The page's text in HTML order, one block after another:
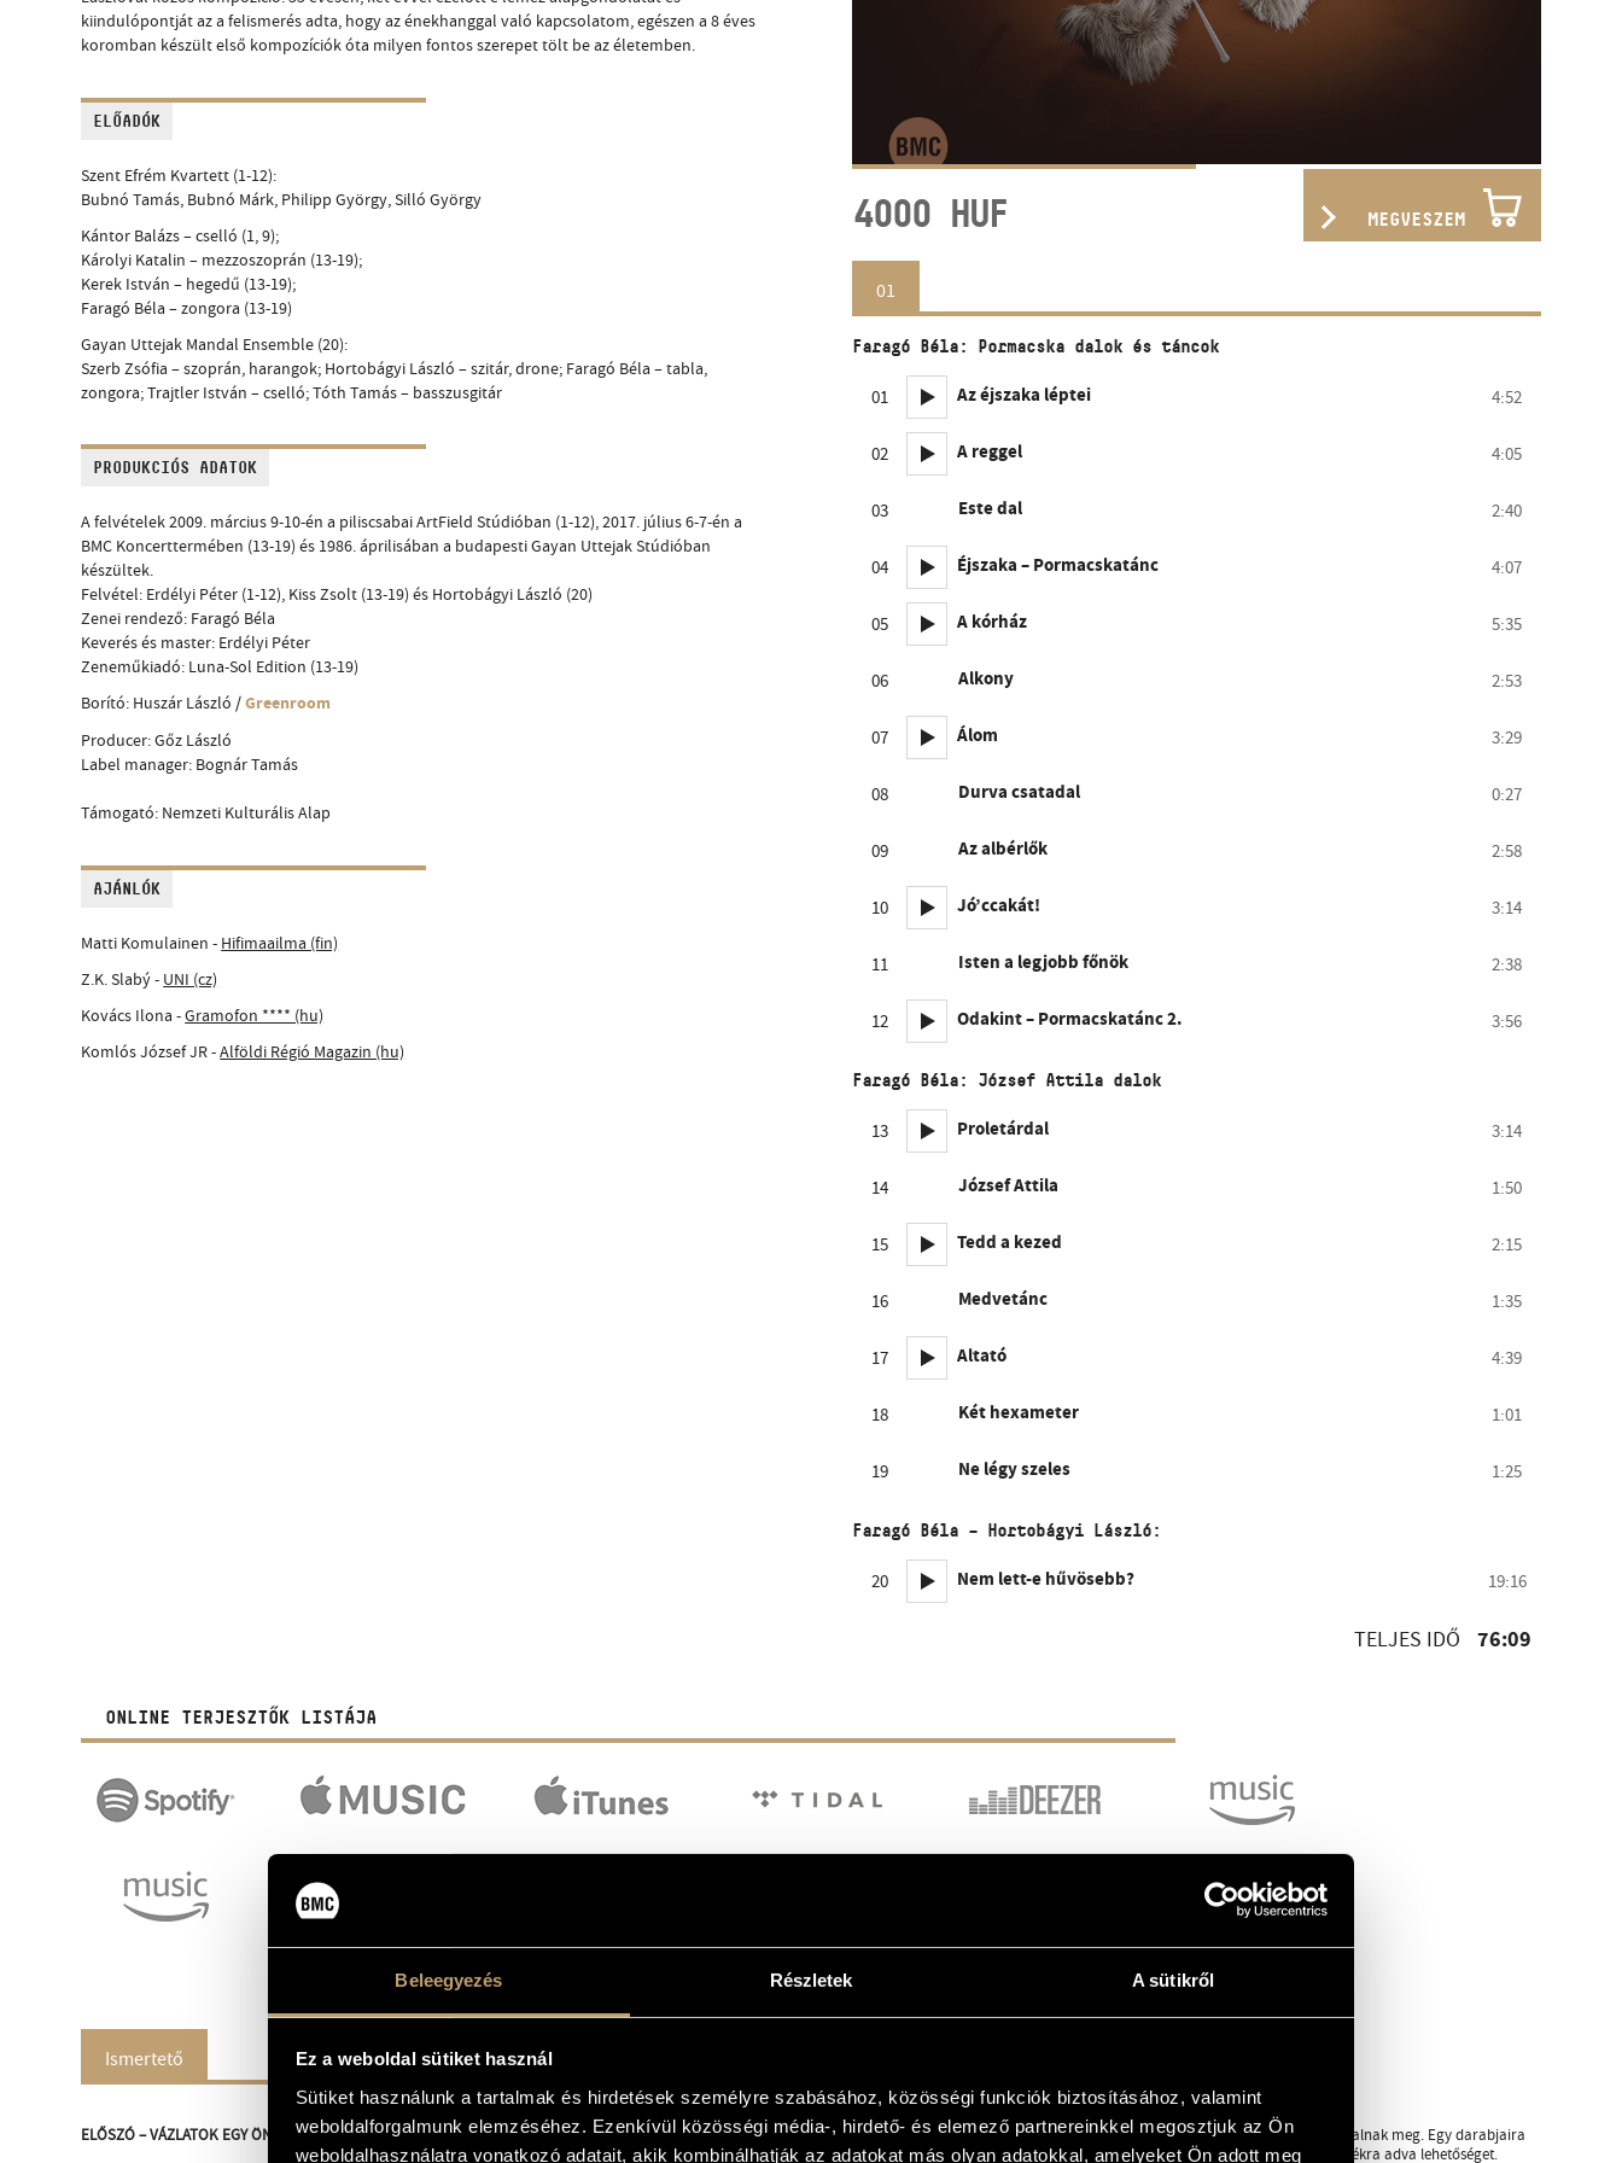
Beleegyezés Részletek A sütikről
Ez a weboldal sütiket használ
Sütiket használunk a tartalmak és hirdetések személyre szabásához, közösségi funkciók biztosításához, valamint
weboldalforgalmunk elemzéséhez. Ezenkívül közösségi média-, hirdető- és elemező partnereinkkel megosztjuk az Ön
weboldalhasználatra vonatkozó adatait, akik kombinálhatják az adatokat más olyan adatokkal, amelyeket Ön adott meg
kiindulópontját az a felismerés adta, hogy az énekhanggal való kapcsolatom, egészen a 8 éves
koromban készült első kompozíciók óta milyen fontos szerepet tölt be az életemben.
ELŐADÓK
Szent Efrém Kvartett (1-12):
Bubnó Tamás, Bubnó Márk, Philipp György, Silló György
Kántor Balázs – cselló (1, 9);
Károlyi Katalin – mezzoszoprán (13-19);
Kerek István – hegedű (13-19);
Faragó Béla – zongora (13-19)
Gayan Uttejak Mandal Ensemble (20):
Szerb Zsófia – szoprán, harangok; Hortobágyi László – szitár, drone; Faragó Béla – tabla,
zongora; Trajtler István – cselló; Tóth Tamás – basszusgitár
PRODUKCIÓS ADATOK
A felvételek 2009. március 9-10-én a piliscsabai ArtField Stúdióban (1-12), 2017. július 6-7-én a
BMC Koncerttermében (13-19) és 1986. áprilisában a budapesti Gayan Uttejak Stúdióban
készültek.
Felvétel: Erdélyi Péter (1-12), Kiss Zsolt (13-19) és Hortobágyi László (20)
Zenei rendező: Faragó Béla
Keverés és master: Erdélyi Péter
Zeneműkiadó: Luna-Sol Edition (13-19)
Borító: Huszár László /Greenroom
Producer: Gőz László
Label manager: Bognár Tamás
Támogató: Nemzeti Kulturális Alap
AJÁNLÓK
Matti Komulainen - Hifimaailma (fin)
Z.K. Slabý - UNI (cz)
Kovács Ilona -Gramofon **** (hu)
Komlós József JR -Alföldi Régió Magazin (hu)
4000 HUF MEGVESZEM
01
Faragó Béla: Pormacska dalok és táncok
01 Az éjszaka léptei 4:52
02 A reggel 4:05
03 Este dal 2:40
04 Éjszaka – Pormacskatánc 4:07
05 A kórház 5:35
06 Alkony 2:53
07 Álom 3:29
08 Durva csatadal 0:27
09 Az albérlők 2:58
10 Jó’ccakát! 3:14
11 Isten a legjobb főnök 2:38
12 Odakint – Pormacskatánc 2. 3:56
Faragó Béla: József Attila dalok
13 Proletárdal 3:14
14 József Attila 1:50
15 Tedd a kezed 2:15
16 Medvetánc 1:35
17 Altató 4:39
18 Két hexameter 1:01
19 Ne légy szeles 1:25
Faragó Béla – Hortobágyi László:
20 Nem lett-e hűvösebb? 19:16
TELJES IDŐ 76:09
ONLINE TERJESZTŐK LISTÁJA
Ismertető
ELŐSZÓ – VÁZLATOK EGY ÖNARCKÉPHEZ
Fényképnő, illetve Gregor és éteri tükörképe, a Fiú) sokszor ezen a módon szólalnak meg. Egy darabjaira
hullott világ ábrázolásán túl számos összetett, izgalmasan virtuóz ritmikai játékra adva lehetőséget.